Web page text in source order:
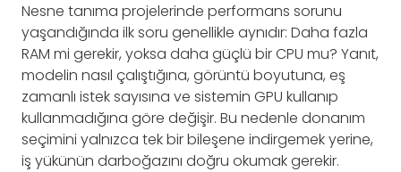
Nesne tanıma projelerinde performans sorunu
yaşandığında ilk soru genellikle aynıdır: Daha fazla
RAM mi gerekir, yoksa daha güçlü bir CPU mu? Yanıt,
modelin nasıl çalıştığına, görüntü boyutuna, eş
zamanlı istek sayısına ve sistemin GPU kullanıp
kullanmadığına göre değişir. Bu nedenle donanım
seçimini yalnızca tek bir bileşene indirgemek yerine,
iş yükünün darboğazını doğru okumak gerekir.